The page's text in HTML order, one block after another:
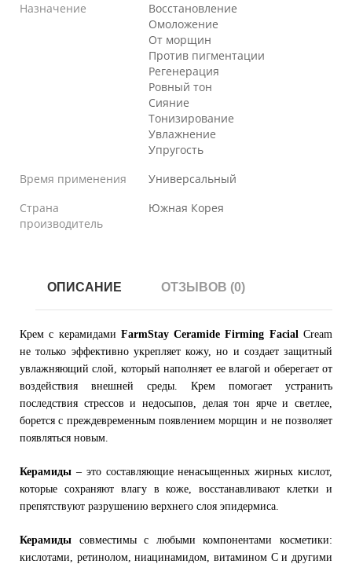
Назначение
Восстановление
Омоложение
От морщин
Против пигментации
Регенерация
Ровный тон
Сияние
Тонизирование
Увлажнение
Упругость
Время применения
Универсальный
Страна
производитель
Южная Корея
ОПИСАНИЕ ОТЗЫВОВ (0)
Крем с керамидами FarmStay Ceramide Firming FacialCream
не только эффективно укрепляет кожу, но и создает защитный
увлажняющий слой, который наполняет ее влагой и оберегает от
воздействия внешней среды. Крем помогает устранить
последствия стрессов и недосыпов, делая тон ярче и светлее,
борется с преждевременным появлением морщин и не позволяет
появляться новым.
Керамиды – это составляющие ненасыщенных жирных кислот,
которые сохраняют влагу в коже, восстанавливают клетки и
препятствуют разрушению верхнего слоя эпидермиса.
Керамиды совместимы с любыми компонентами косметики:
кислотами, ретинолом, ниацинамидом, витамином С и другими